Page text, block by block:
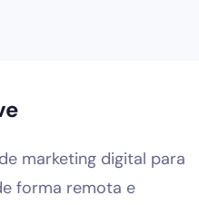
marketing digital para
forma remota e